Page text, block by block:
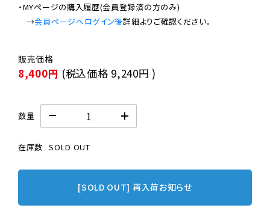
・MYページの購入履歴(会員登録済の方のみ)
→会員ページへログイン後
8,400円 (税込価格 9,240円 )
数量
在庫数 SOLD OUT
[SOLD OUT] 再入荷お知らせ